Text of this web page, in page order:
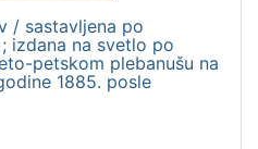
/ sastavljena po
izdana na svetlo po
petskom plebanušu na
1885. posle